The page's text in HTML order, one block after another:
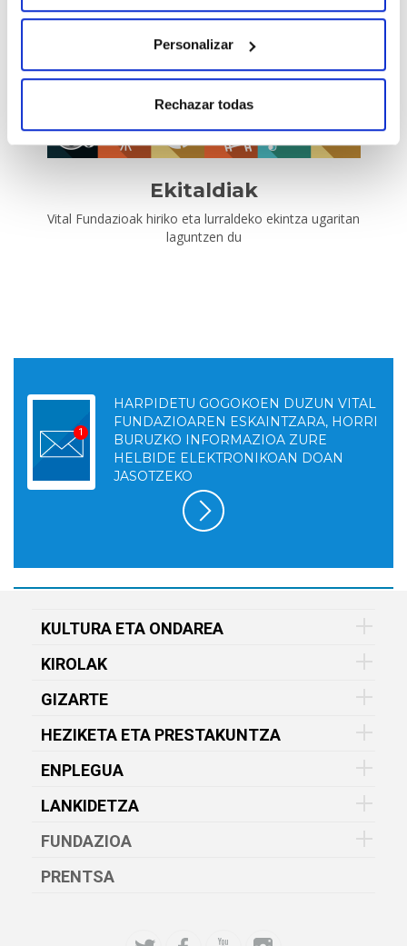
Personalizar
Rechazar todas
Ekitaldiak
Vital Fundazioak hiriko eta lurraldeko ekintza ugaritan
laguntzen du
HARPIDETU GOGOKOEN DUZUN VITAL
FUNDAZIOAREN ESKAINTZARA, HORRI
BURUZKO INFORMAZIOA ZURE
HELBIDE ELEKTRONIKOAN DOAN
JASOTZEKO
KULTURA ETA ONDAREA
KIROLAK
GIZARTE
HEZIKETA ETA PRESTAKUNTZA
ENPLEGUA
LANKIDETZA
FUNDAZIOA
PRENTSA